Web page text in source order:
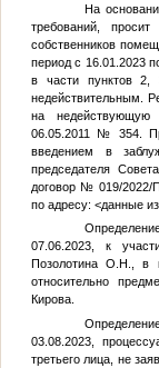
На
требований,
собственников
период с 16.01.2023
в части пунктов
недействительным.
на недействующую
06.05.2011 № 354.
введением в
председателя
договор № 019/2022/
по адресу: <данные
07.06.2023, к
Позолотина О.Н., в
относительно
Кирова.
03.08.2023,
третьего лица, не